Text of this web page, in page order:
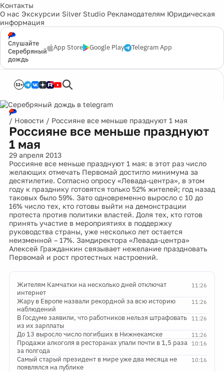
Контакты
О нас Экскурсии Silver Studio Рекламодателям Юридическая
информация
Слушайте
Серебряный
дождь
App Store Google Play Telegram App
12+
/ Новости / Россияне все меньше празднуют 1 мая
Россияне все меньше празднуют
1 мая
29 апреля 2013
Россияне все меньше празднуют 1 мая: в этот раз число
желающих отмечать Первомай достигло минимума за
десятилетие. Согласно опросу «Левада-центра», в этом
году к празднику готовятся только 52% жителей; год назад
таковых было 59%. Зато одновременно выросло с 10 до
16% число тех, кто готовы выйти на демонстрации
протеста против политики властей. Доля тех, кто готов
принять участие в мероприятиях в поддержку
руководства страны, уже несколько лет остается
неизменной – 17%. Замдиректора «Левада-центра»
Алексей Гражданкин связывает нежелание праздновать
Первомай и рост протестных настроений.
11:26
Жителям Камчатки на несколько дней отключат
интернет
11:26
Жару в Европе назвали рекордной за всю историю
наблюдений
11:26
В Госдуме заявили, что работников нельзя штрафовать
из их зарплаты
11:26
До 13 выросло число погибших в Нижнекамске
10:16
Продажи алкоголя в ресторанах упали почти в 1,5 раза
за полгода
10:16
Самый старый президент в мире уже два месяца не
появлялся на публике